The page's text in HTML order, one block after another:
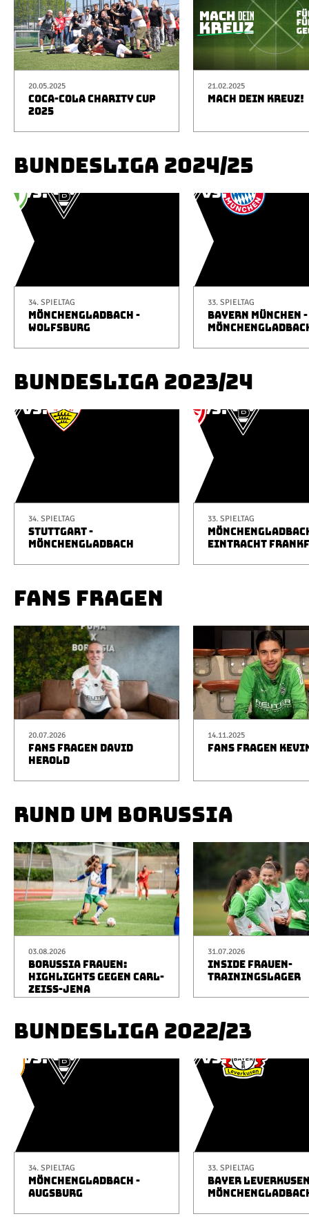
20.05.2025
COCA-COLA CHARITY CUP
2025
21.02.2025
MACH DEIN KREUZ!
BUNDESLIGA 2024/25
34. SPIELTAG
MÖNCHENGLADBACH -
WOLFSBURG
33. SPIELTAG
BAYERN MÜNCHEN -
BUNDESLIGA 2023/24
34. SPIELTAG
STUTTGART -
MÖNCHENGLADBACH
33. SPIELTAG
EINTRACHT
FANS FRAGEN
20.07.2026
FANS FRAGEN DAVID
HEROLD
14.11.2025
FANS FRAGEN
RUND UM BORUSSIA
03.08.2026
BORUSSIA FRAUEN:
HIGHLIGHTS GEGEN CARL-
ZEISS-JENA
31.07.2026
INSIDE FRAUEN-
TRAININGSLAGER
BUNDESLIGA 2022/23
34. SPIELTAG
MÖNCHENGLADBACH -
AUGSBURG
33. SPIELTAG
BAYER